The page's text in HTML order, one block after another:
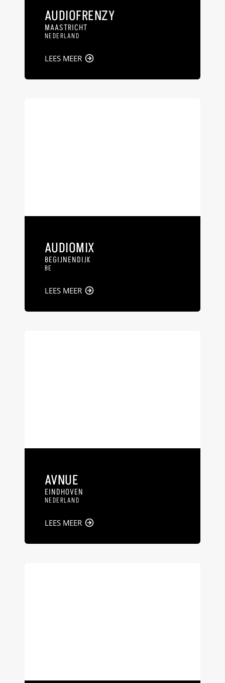
AUDIOFRENZY
MAASTRICHT
NEDERLAND
LEES MEER
AUDIOMIX
BEGIJNENDIJK
BE
LEES MEER
AVNUE
EINDHOVEN
NEDERLAND
LEES MEER